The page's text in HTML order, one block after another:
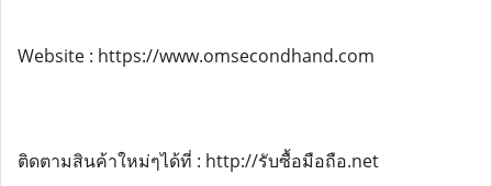
Website : https://www.omsecondhand.com
ติดตามสินค้าใหม่ๆได้ที่ : http://รับซื้อมือถือ.net